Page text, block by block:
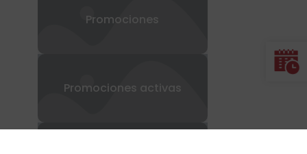
Promociones
Promociones activas